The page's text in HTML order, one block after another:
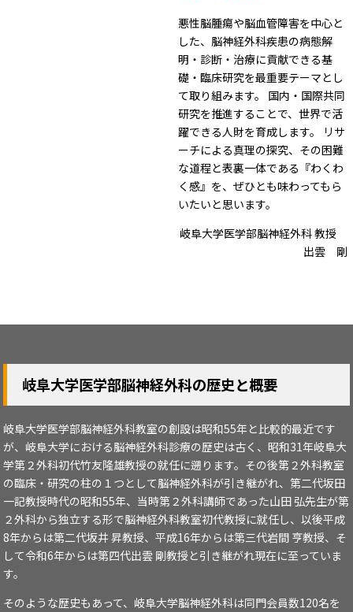
悪性脳腫瘍や脳血管障害を中心と
した、脳神経外科疾患の病態解
明・診断・治療に貢献できる基
礎・臨床研究を最重要テーマとし
て取り組みます。 国内・国際共同
研究を推進することで、世界で活
躍できる人財を育成します。 リサ
ーチによる真理の探究、その困難
な道程と表裏一体である『わくわ
く感』を、ぜひとも味わってもら
いたいと思います。
岐阜大学医学部脳神経外科 教授
出雲 剛
岐阜大学医学部脳神経外科の歴史と概要
岐阜大学医学部脳神経外科教室の創設は昭和55年と比較的最近です
が、岐阜大学における脳神経外科診療の歴史は古く、昭和31年岐阜大
学第２外科初代竹友隆雄教授の就任に遡ります。その後第２外科教室
の臨床・研究の柱の１つとして脳神経外科が引き継がれ、第二代坂田
一記教授時代の昭和55年、当時第２外科講師であった山田 弘先生が第
２外科から独立する形で脳神経外科教室初代教授に就任し、以後平成
8年からは第二代坂井 昇教授、平成16年からは第三代岩間 亨教授、そ
して令和6年からは第四代出雲 剛教授と引き継がれ現在に至っていま
す。
そのような歴史もあって、岐阜大学脳神経外科は同門会員数120名を